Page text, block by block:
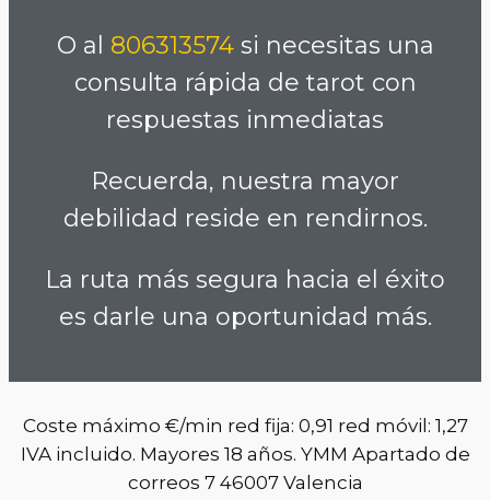
O al 806313574 si necesitas una
consulta rápida de tarot con
respuestas inmediatas
Recuerda, nuestra mayor
debilidad reside en rendirnos.
La ruta más segura hacia el éxito
es darle una oportunidad más.
Coste máximo €/min red fija: 0,91 red móvil: 1,27
IVA incluido. Mayores 18 años. YMM Apartado de
correos 7 46007 Valencia